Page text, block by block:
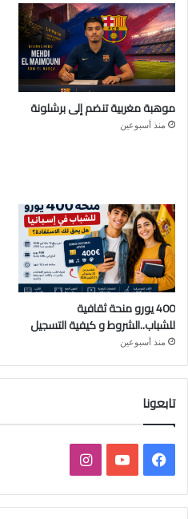
موهبة مغربية تنضم إلى برشلونة
منذ أسبوعين
400 يورو منحة ثقافية
للشباب..الشروط و كيفية التسجيل
منذ أسبوعين
تابعونا
فيسبوكيوتيوبانستقرام